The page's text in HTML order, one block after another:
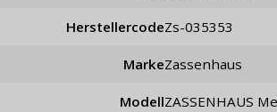
Herstellercode zs-035353
Marke Zassenhaus
Modell ZASSENHAUS